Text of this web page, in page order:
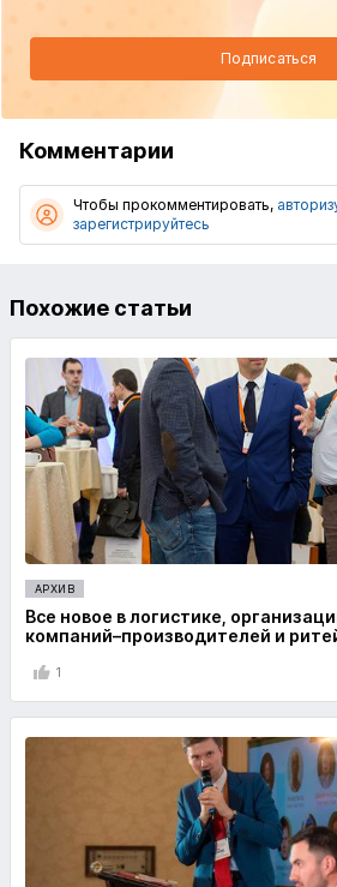
Подписаться
Комментарии
Чтобы прокомментировать,
зарегистрируйтесь
Похожие статьи
АРХИВ
Все новое в логистике,
компаний–производителей и
1